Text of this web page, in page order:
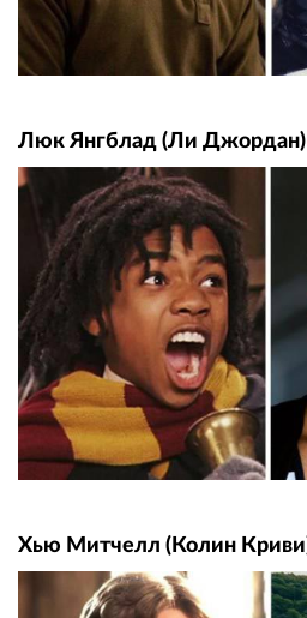
Люк Янгблад (Ли Джордан)
Хью Митчелл (Колин